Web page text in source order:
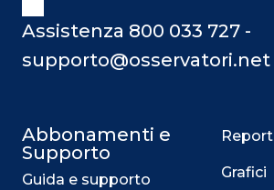
Assistenza 800 033 727 -
supporto@osservatori.net
Abbonamenti e
Supporto
Guida e supporto
Report
Grafici